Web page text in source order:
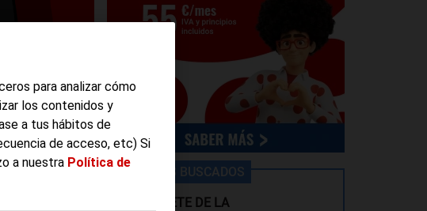
LOS MÁS BUSCADOS
PROTÉGETE DE LA
para analizar cómo
los contenidos y
a tus hábitos de
de acceso, etc) Si
a nuestra Política de